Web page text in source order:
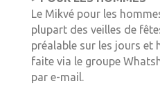
Le Mikvé pour les
plupart des veilles de
préalable sur les jours et
faite via le groupe
par e-mail.